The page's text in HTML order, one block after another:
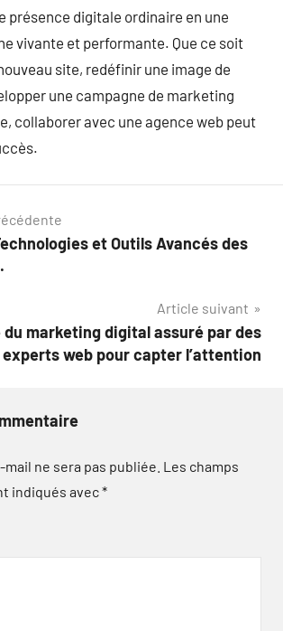
présence digitale ordinaire en une
vivante et performante. Que ce soit
site, redéfinir une image de
une campagne de marketing
collaborer avec une agence web peut
et Outils Avancés des
Article suivant
du marketing digital assuré par des
experts web pour capter l’attention
ne sera pas publiée. Les champs
indiqués avec*